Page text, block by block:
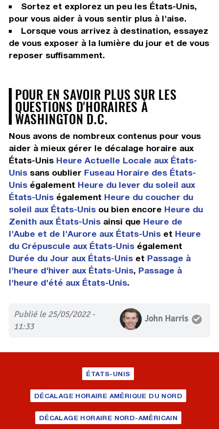
Sortez et explorez un peu les États-Unis,
pour vous aider à vous sentir plus à l'aise.
Lorsque vous arrivez à destination, essayez
de vous exposer à la lumière du jour et de vous
reposer suffisamment.
POUR EN SAVOIR PLUS SUR LES
QUESTIONS D'HORAIRES À
WASHINGTON D.C.
Nous avons de nombreux contenus pour vous
aider à mieux gérer le décalage horaire aux
États-Unis Heure Actuelle Locale aux États-
Unissans oublier Fuseau Horaire des États-
Uniségalement Heure du lever du soleil aux
États-Uniségalement Heure du coucher du
soleil aux États-Unisou bien encore Heure du
Zenith aux États-Unisainsi que Heure de
l'Aube et de l'Aurore aux États-Uniset Heure
du Crépuscule aux États-Uniségalement
Durée du Jour aux États-Uniset Passage à
l'heure d'hiver aux États-Unis, Passage à
l'heure d'été aux États-Unis.
Publié le 25/05/2022 -
11:33
John Harris
ÉTATS-UNIS
DÉCALAGE HORAIRE AMÉRIQUE DU NORD
DÉCALAGE HORAIRE NORD-AMÉRICAIN